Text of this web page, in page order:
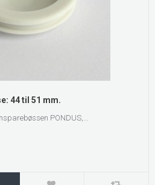
44 til 51 mm.
PONDUS,...